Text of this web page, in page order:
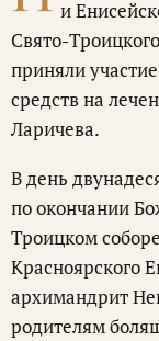
и
Свято-
приняли
средств на
Ларичева.
В день
по окончании
Троицком
Красноярского
архимандрит
родителям